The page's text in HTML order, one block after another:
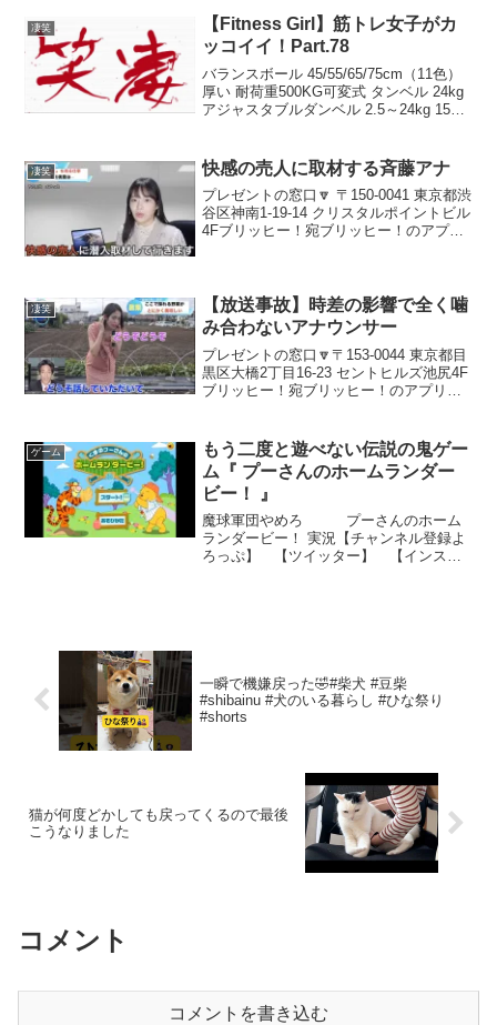
凄笑
【Fitness Girl】筋トレ女子がカ
ッコイイ！Part.78
バランスボール 45/55/65/75cm（11色）
厚い 耐荷重500KG可変式 タンベル 24kg
アジャスタブルダンベル 2.5～24kg 15段
ウダ...
凄笑 快感の売人に取材する斉藤アナ
プレゼントの窓口🔽 〒150-0041 東京都渋
谷区神南1-19-14 クリスタルポイントビル
4Fブリッヒー！宛ブリッヒー！のアプリ
凄笑
【放送事故】時差の影響で全く噛
み合わないアナウンサー
プレゼントの窓口🔽〒153-0044 東京都目
黒区大橋2丁目16-23 セントヒルズ池尻4F
ブリッヒー！宛ブリッヒー！のアプリ
ぜひダウンロードしてあなたも「ブリラ
ー」に...
ゲーム
もう二度と遊べない伝説の鬼ゲー
ム『 プーさんのホームランダー
ビー！ 』
魔球軍団やめろ プーさんのホーム
ランダービー！ 実況【チャンネル登録よ
ろっぷ】 【ツイッター】 【インスタ
一瞬で機嫌戻った🤣#柴犬 #豆柴
#shibainu #犬のいる暮らし #ひな祭り
#shorts
猫が何度どかしても戻ってくるので最後
こうなりました
コメント
コメントを書き込む